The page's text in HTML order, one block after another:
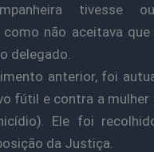
tivesse
não aceitava que
delegado.
anterior, foi
fútil e contra a mulher
Ele foi
da Justiça.